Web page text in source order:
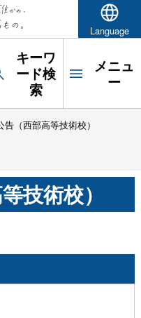
Language
キーワ
ード検
索
メニュ
ー
告（西部高等技術校）
技術校）